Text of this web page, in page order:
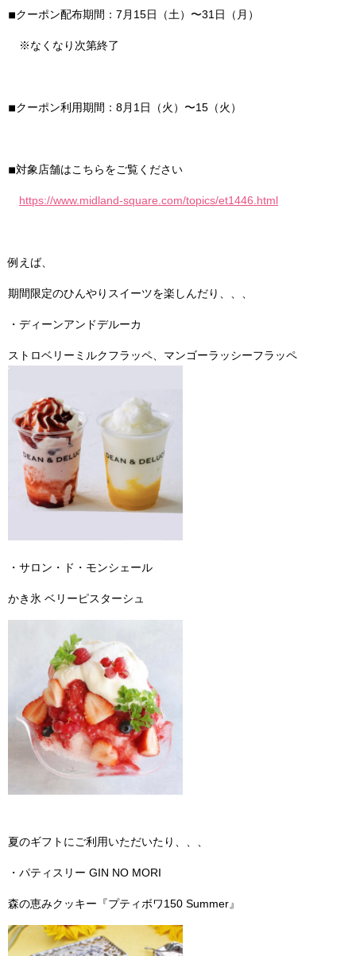
◾︎クーポン配布期間：7月15日（土）〜31日（月）
※なくなり次第終了
◾︎クーポン利用期間：8月1日（火）〜15（火）
◾︎対象店舗はこちらをご覧ください
https://www.midland-square.com/topics/et1446.html
例えば、
期間限定のひんやりスイーツを楽しんだり、、、
・ディーンアンドデルーカ
ストロベリーミルクフラッペ、マンゴーラッシーフラッペ
・サロン・ド・モンシェール
かき氷 ベリーピスターシュ
夏のギフトにご利用いただいたり、、、
・パティスリー GIN NO MORI
森の恵みクッキー『プティボワ150 Summer』